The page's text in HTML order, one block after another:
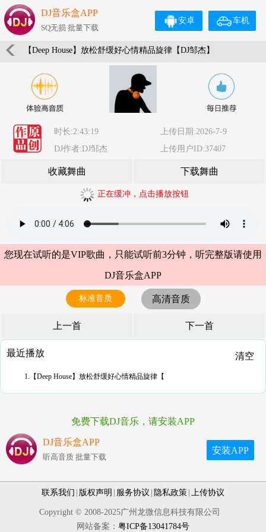
DJ音乐盒APP
SQ无损 批量下载
车机
安卓
【Deep House】放松舒缓好心情精品旋律【DJ邹杰】
时长:2:43:19
上传日期:2026-7-9
DJ作者:DJ邹杰
上传用户ID:37407
收藏舞曲 下载舞曲
正在缓冲，点击播放按钮
您现在试听的是VIP歌曲，只能试听前3分钟，听完整版请使用
DJ音乐盒APP
标准音质 高清音质
上一首 下一首
最近播放 清空
1.【Deep House】放松舒缓好心情精品旋律【
免费下载DJ音乐，请安装APP
DJ音乐盒APP
听高音质 批量下载
安装APP
联系我们 版权声明 服务协议 隐私政策 上传协议
Copyright © 2008-2025广州龙微信息科技有限公司
网站备案： 粤ICP备13041784号